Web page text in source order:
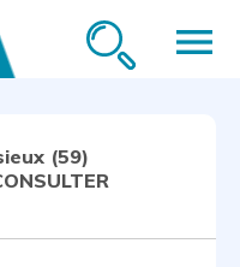
menu
(59)